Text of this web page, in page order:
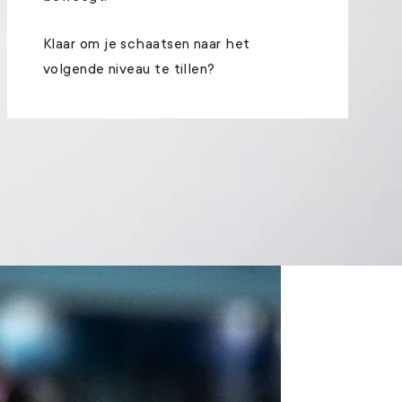
Klaar om je schaatsen naar het
volgende niveau te tillen?